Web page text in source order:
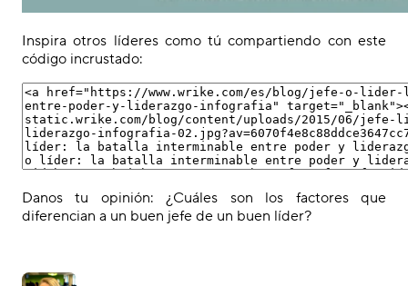
Inspira otros líderes como tú compartiendo con este
código incrustado:
Danos tu opinión: ¿Cuáles son los factores que
diferencian a un buen jefe de un buen líder?